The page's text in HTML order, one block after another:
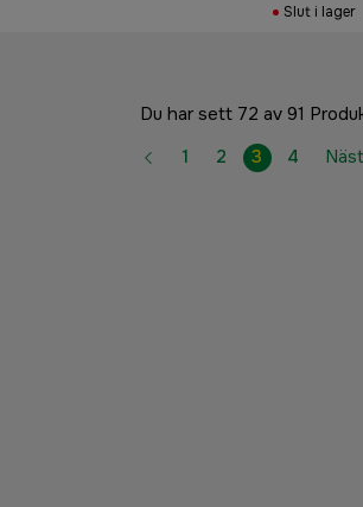
Slut i lager
Du har sett 72 av 91
1
2 3 4